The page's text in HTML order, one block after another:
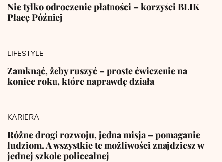
Nie tylko odroczenie płatności – korzyści BLIK
Płacę Później
LIFESTYLE
Zamknąć, żeby ruszyć – proste ćwiczenie na
koniec roku, które naprawdę działa
KARIERA
Różne drogi rozwoju, jedna misja – pomaganie
ludziom. A wszystkie te możliwości znajdziesz w
jednej szkole policealnej